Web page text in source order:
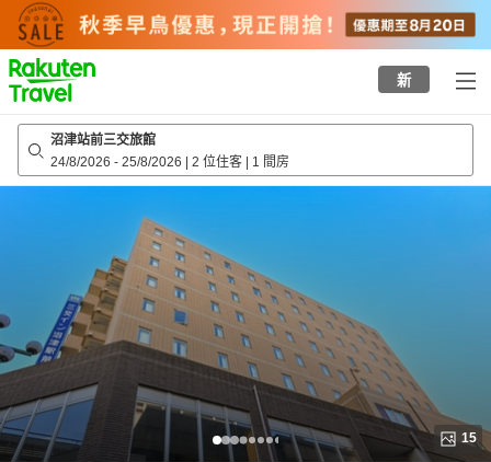
to
top
page
新
沼津站前三交旅館
24/8/2026 - 25/8/2026 | 2 位住客 | 1 間房
15